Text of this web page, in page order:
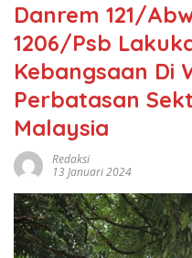
Danrem 121/
1206/Psb
Kebangsaan Di
Perbatasan
Malaysia
Redaksi
13 Januari 2024